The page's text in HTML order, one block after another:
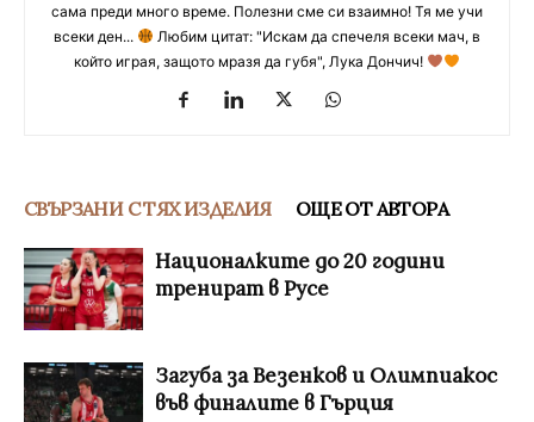
сама преди много време. Полезни сме си взаимно! Тя ме учи
всеки ден...
Любим цитат: "Искам да спечеля всеки мач, в
който играя, защото мразя да губя", Лука Дончич!
СВЪРЗАНИ С ТЯХ ИЗДЕЛИЯ ОЩЕ ОТ АВТОРА
Националките до 20 години
тренират в Русе
Загуба за Везенков и Олимпиакос
във финалите в Гърция